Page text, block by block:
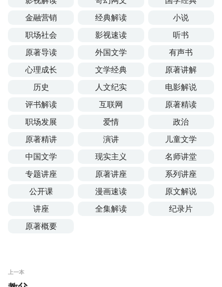
金融营销
经典解读
小说
职场社会
影视速读
听书
原著导读
外国文学
有声书
心理成长
文学经典
原著讲解
历史
人文纪实
电影解说
评书解读
互联网
原著精读
职场发展
爱情
政治
原著精讲
演讲
儿童文学
中国文学
现实主义
名师讲堂
专题讲座
原著讲座
系列讲座
公开课
漫画速读
原文解说
讲座
全集解读
纪录片
原著概要
上一本